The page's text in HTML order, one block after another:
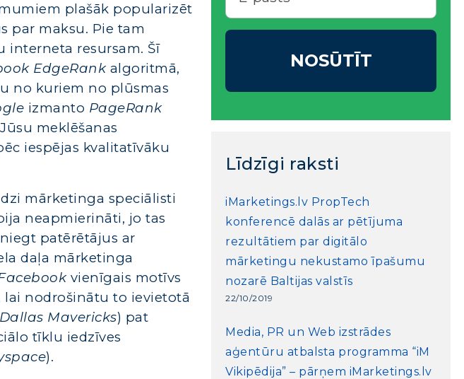
plašāk popularizēt
par maksu. Pie tam
interneta resursam. Šī
EdgeRankalgoritmā,
no kuriem no plūsmas
izmanto PageRank
meklēšanas
iespējas kvalitatīvāku
mārketinga speciālisti
neapmierināti, jo tas
patērētājus ar
daļa mārketinga
vienīgais motīvs
nodrošinātu to ievietotā
Dallas Mavericks) pat
tīklu iedzīves
).
NOSŪTĪT
Līdzīgi raksti
iMarketings.lv PropTech
konferencē dalās ar pētījuma
rezultātiem par digitālo
mārketingu nekustamo īpašumu
nozarē Baltijas valstīs
22/10/2019
Media, PR un Web izstrādes
aģentūru atbalsta programma “iM
Vikipēdija” – pārņem iMarketings.lv